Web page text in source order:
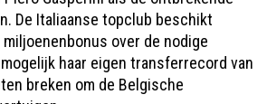
De Italiaanse topclub beschikt
over de nodige
haar eigen transferrecord van
breken om de Belgische